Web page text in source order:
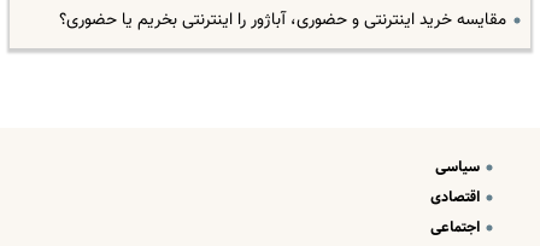
مقایسه خرید اینترنتی و حضوری، آباژور را اینترنتی بخریم یا حضوری؟
سیاسی
اقتصادی
اجتماعی